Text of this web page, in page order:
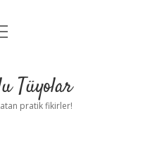
Tüyolar
pratik fikirler!